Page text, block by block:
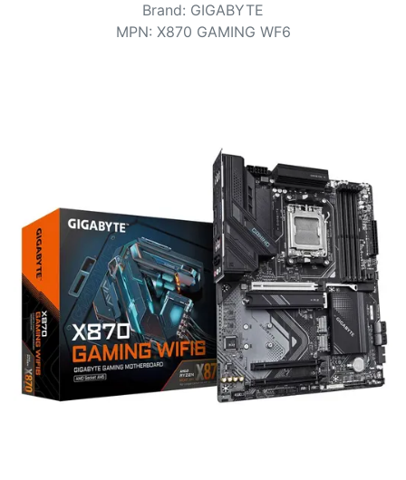
Brand: GIGABYTE
MPN: X870 GAMING WF6